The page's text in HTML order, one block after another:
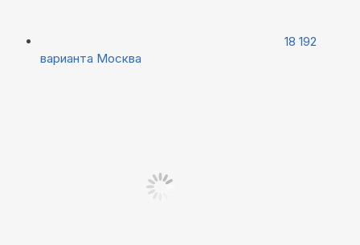
18 192
варианта Москва